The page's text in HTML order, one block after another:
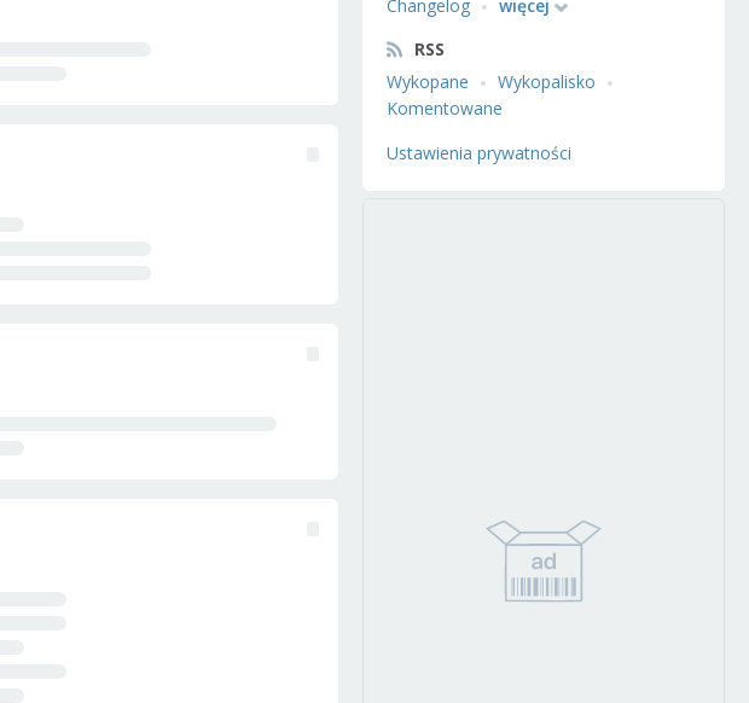
Changelog
więcej
RSS
Wykopane
Wykopalisko
Komentowane
Ustawienia prywatności